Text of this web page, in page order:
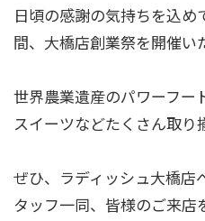
日頃の感謝の気持ちを込め
間、大橋店創業祭を開催い
世界農業遺産のパワーフー
スイーツなどたくさん取り
ぜひ、ラディッシュ大橋
タッフ一同、皆様のご来店